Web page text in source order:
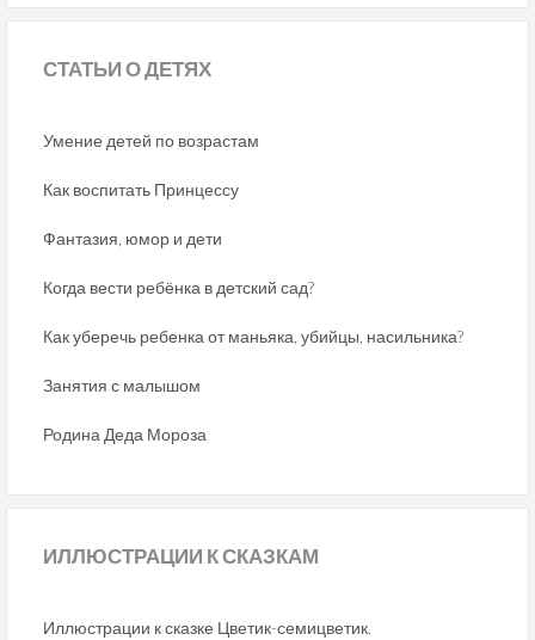
СТАТЬИО ДЕТЯХ
Умение детей по возрастам
Как воспитать Принцессу
Фантазия, юмор и дети
Когда вести ребёнка в детский сад?
Как уберечь ребенка от маньяка, убийцы, насильника?
Занятия с малышом
Родина Деда Мороза
ИЛЛЮСТРАЦИИ К СКАЗКАМ
Иллюстрации к сказке Цветик-семицветик.